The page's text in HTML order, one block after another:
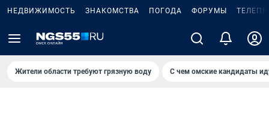
НЕДВИЖИМОСТЬ ЗНАКОМСТВА ПОГОДА ФОРУМЫ
Жители области требуют грязную воду С чем омские кандидаты